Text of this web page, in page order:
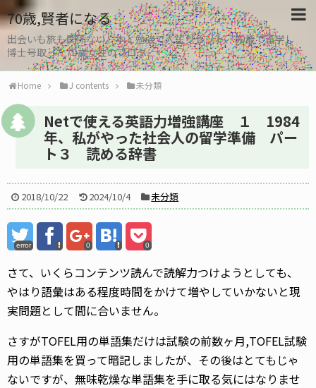
70歳,賢者になる
出会いも旅も関係ない。本と勉強で人生リセット、30歳で留学し
博士号取った70歳女性のブログ
Home J contents 未分類
Netで使える英語力増強講座 １ 1984
年、私がやった社会人の留学準備 パー
ト３ 読める辞書
2018/10/22 2024/10/4 未分類
error 0 0
さて、いくらコンテンツ読んで読解力つけようとしても、
やはり語彙はある程度時間をかけて増やしていかないと現
実問題として間に合いません。
さすがTOFEL用の単語集だけは試験の前数ヶ月,TOFEL試験
用の単語集を買って暗記しましたが、その後はとてもじゃ
ないですが、無味乾燥な単語集を手に取る気にはなりませ